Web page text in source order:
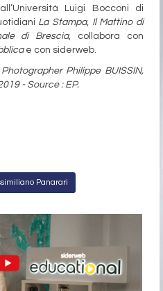
Luigi Bocconi di
La Stampa, Il Mattino di
di Brescia, collabora con
e con siderweb.
Philippe BUISSIN,
- Source : EP.
Panarari